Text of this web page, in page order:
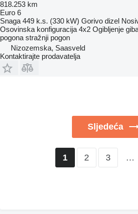
818.253 km
Euro 6
Snaga 449 k.s. (330 kW) Gorivo dizel
Osovinska konfiguracija 4x2 Ogibljenje
pogona stražnji pogon
Nizozemska, Saasveld
Kontaktirajte prodavatelja
Sljedeća
1 2 3 …